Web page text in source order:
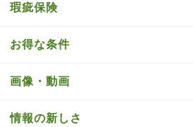
瑕疵保険
お得な条件
画像・動画
情報の新しさ